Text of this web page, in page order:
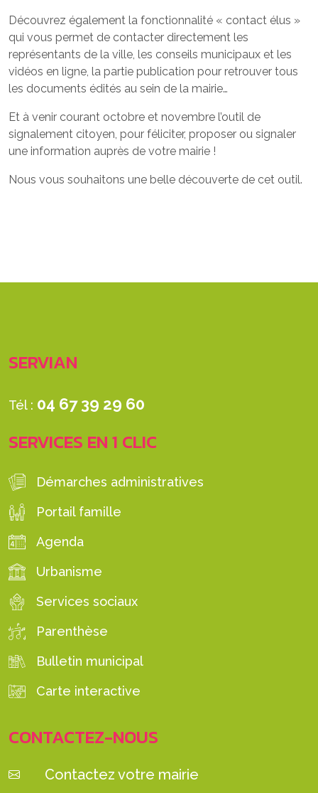
Découvrez également la fonctionnalité « contact élus »
qui vous permet de contacter directement les
représentants de la ville, les conseils municipaux et les
vidéos en ligne, la partie publication pour retrouver tous
les documents édités au sein de la mairie…
Et à venir courant octobre et novembre l’outil de
signalement citoyen, pour féliciter, proposer ou signaler
une information auprès de votre mairie !
Nous vous souhaitons une belle découverte de cet outil.
SERVIAN
Tél : 04 67 39 29 60
SERVICES EN 1 CLIC
Démarches administratives
Portail famille
Agenda
Urbanisme
Services sociaux
Parenthèse
Bulletin municipal
Carte interactive
CONTACTEZ-NOUS
Contactez votre mairie